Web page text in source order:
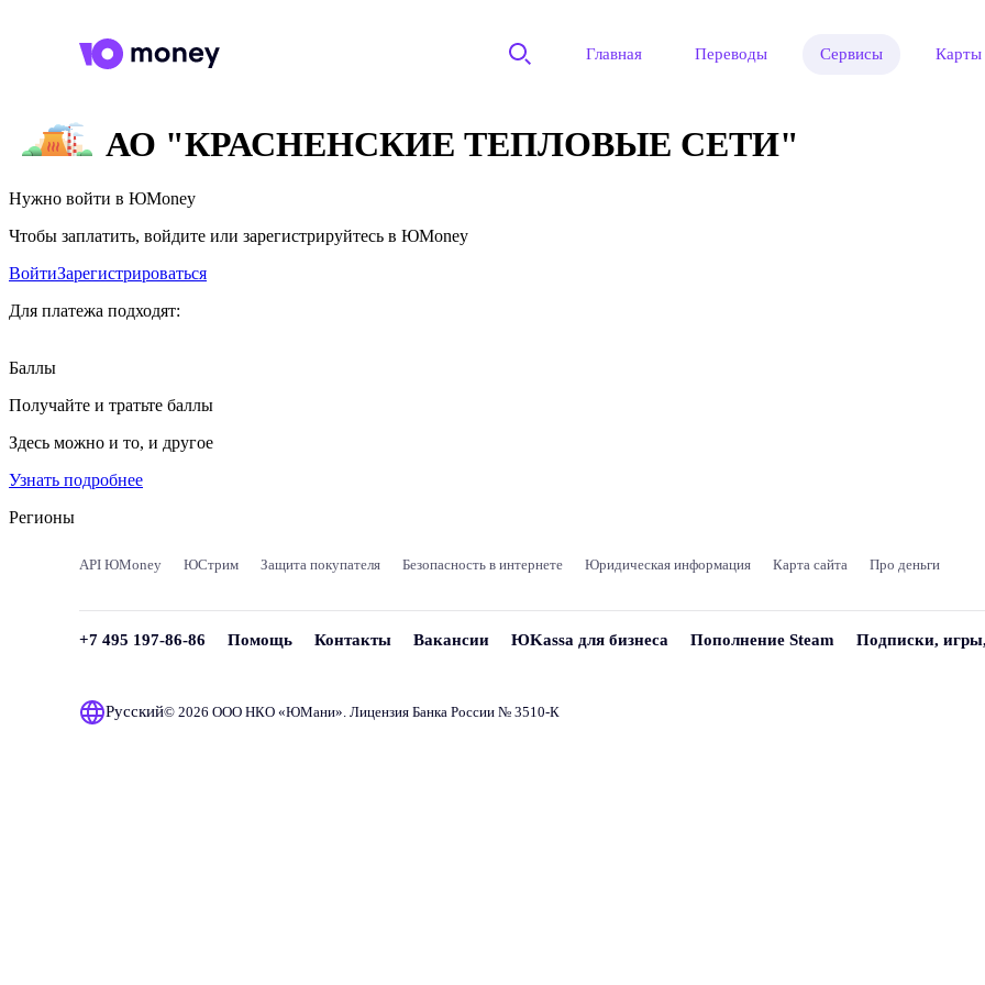
Главная Переводы Сервисы Карты
АО "КРАСНЕНСКИЕ ТЕПЛОВЫЕ СЕТИ"
Нужно войти в ЮMoney
Чтобы заплатить, войдите или зарегистрируйтесь в ЮMoney
ВойтиЗарегистрироваться
Для платежа подходят:
Баллы
Получайте и тратьте баллы
Здесь можно и то, и другое
Узнать подробнее
Регионы
API ЮMoney ЮСтрим Защита покупателя Безопасность в интернете Юридическая информация Карта сайта Про деньги
+7 495 197-86-86 Помощь Контакты Вакансии ЮKassa для бизнеса Пополнение Steam Подписки,
Русский© 2026 ООО НКО «ЮМани». Лицензия Банка России № 3510‑К